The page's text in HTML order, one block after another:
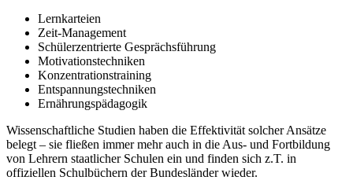
Lernkarteien
Zeit-Management
Schülerzentrierte Gesprächsführung
Motivationstechniken
Konzentrationstraining
Entspannungstechniken
Ernährungspädagogik
Wissenschaftliche Studien haben die Effektivität solcher Ansätze
belegt – sie fließen immer mehr auch in die Aus- und Fortbildung
von Lehrern staatlicher Schulen ein und finden sich z.T. in
offiziellen Schulbüchern der Bundesländer wieder.